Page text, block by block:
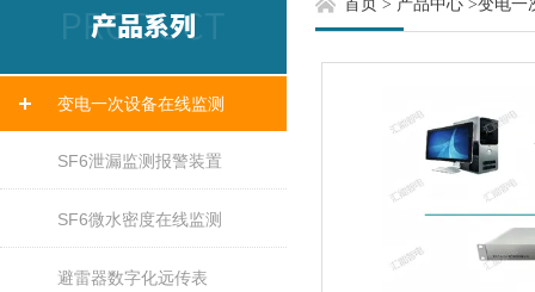
变电一次设备在线监测
SF6泄漏监测报警装置
SF6微水密度在线监测
避雷器数字化远传表
首页 > 产品中心 >变电一